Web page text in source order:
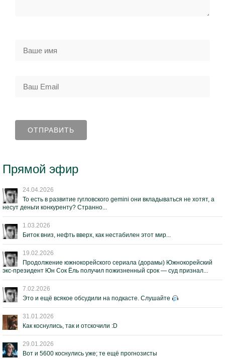
Прямой эфир
24.04.2026
То есть в развитие гугловского gemini они вкладываться не хотят, а
несут деньги конкуренту? Странно...
1.03.2026
Биток вниз, нефть вверх, как нестабилен этот мир...
19.02.2026
Продолжение южнокорейского сериала (дорамы) Южнокорейский
экс-президент Юн Сок Ёль получил пожизненный срок — суд признал...
7.02.2026
Это и ещё всякое обсудили на подкасте. Слушайте
31.01.2026
Как коснулись, так и отскочили :D
29.01.2026
Вот и 5600 коснулись уже; те ещё прогнозисты